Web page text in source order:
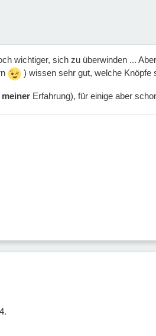
wichtiger, sich zu überwinden ...
) wissen sehr gut, welche Knöpfe
meiner Erfahrung), für einige aber